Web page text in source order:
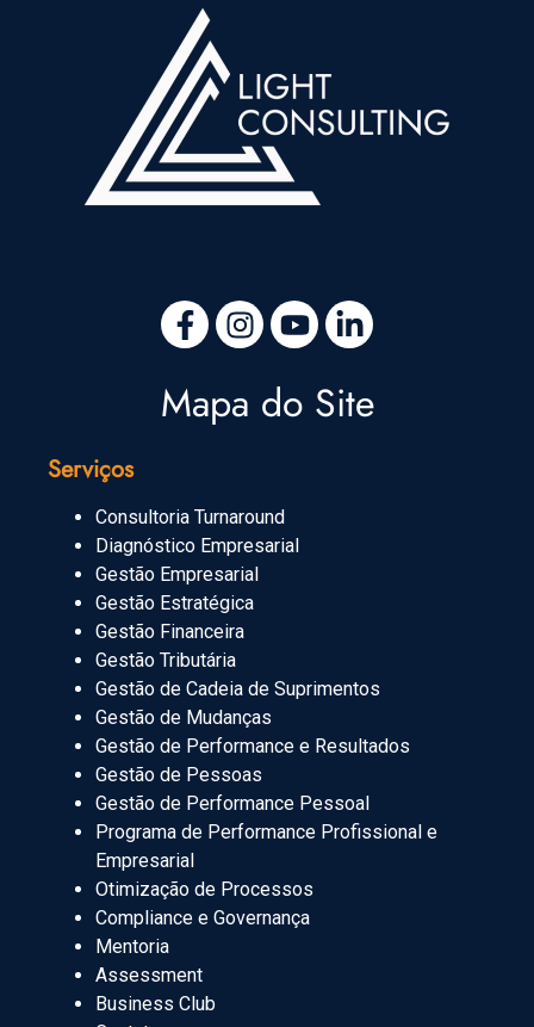
Mapa do Site
Serviços
Consultoria Turnaround
Diagnóstico Empresarial
Gestão Empresarial
Gestão Estratégica
Gestão Financeira
Gestão Tributária
Gestão de Cadeia de Suprimentos
Gestão de Mudanças
Gestão de Performance e Resultados
Gestão de Pessoas
Gestão de Performance Pessoal
Programa de Performance Profissional e
Empresarial
Otimização de Processos
Compliance e Governança
Mentoria
Assessment
Business Club